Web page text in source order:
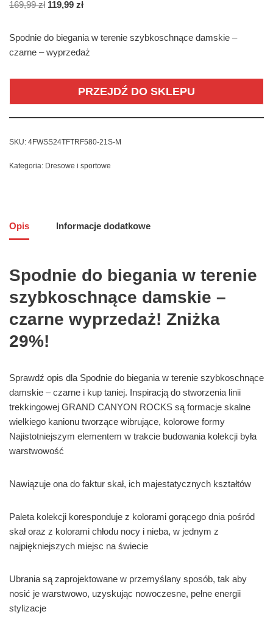
169,99zł 119,99 zł
Spodnie do biegania w terenie szybkoschnące damskie –
czarne – wyprzedaż
PRZEJDŹ DO SKLEPU
SKU: 4FWSS24TFTRF580-21S-M
Kategoria: Dresowe i sportowe
Opis Informacje dodatkowe
Spodnie do biegania w terenie
szybkoschnące damskie –
czarne wyprzedaż! Zniżka
29%!
Sprawdź opis dla Spodnie do biegania w terenie szybkoschnące
damskie – czarne i kup taniej. Inspiracją do stworzenia linii
trekkingowej GRAND CANYON ROCKS są formacje skalne
wielkiego kanionu tworzące wibrujące, kolorowe formy
Najistotniejszym elementem w trakcie budowania kolekcji była
warstwowość
Nawiązuje ona do faktur skał, ich majestatycznych kształtów
Paleta kolekcji koresponduje z kolorami gorącego dnia pośród
skał oraz z kolorami chłodu nocy i nieba, w jednym z
najpiękniejszych miejsc na świecie
Ubrania są zaprojektowane w przemyślany sposób, tak aby
nosić je warstwowo, uzyskując nowoczesne, pełne energii
stylizacje